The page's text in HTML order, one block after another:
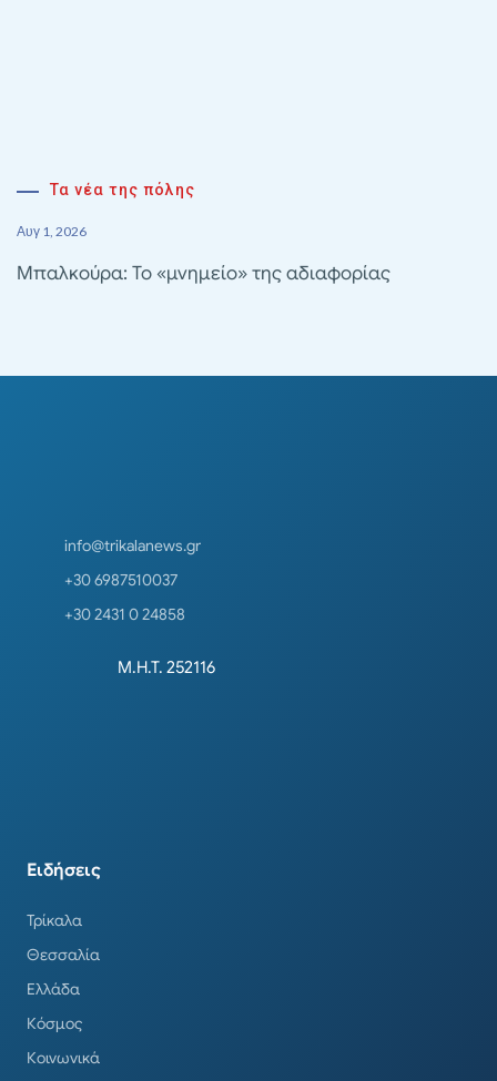
Τα νέα της πόλης
Αυγ 1, 2026
Μπαλκούρα: Το «μνημείο» της αδιαφορίας
info@trikalanews.gr
+30 6987510037
+30 2431 0 24858
Μ.Η.Τ. 252116
Ειδήσεις
Τρίκαλα
Θεσσαλία
Ελλάδα
Κόσμος
Κοινωνικά